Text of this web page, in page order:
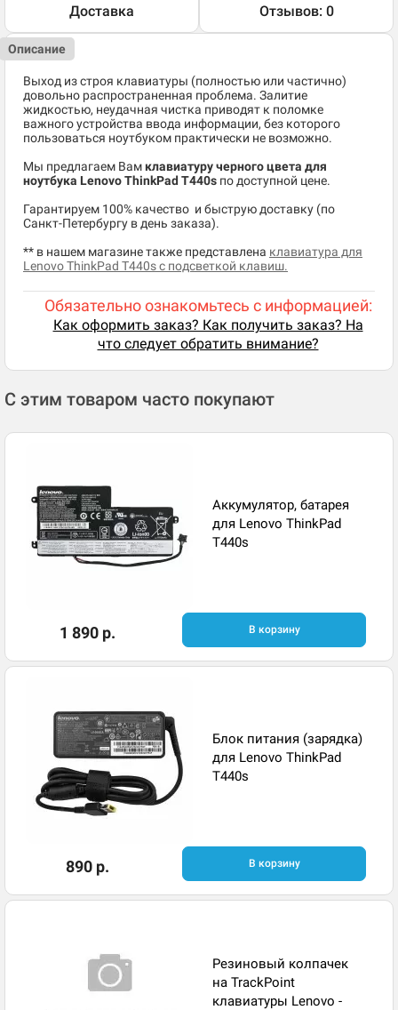
Доставка Отзывов: 0
Описание
Выход из строя клавиатуры (полностью или частично)
довольно распространенная проблема. Залитие
жидкостью, неудачная чистка приводят к поломке
важного устройства ввода информации, без которого
пользоваться ноутбуком практически не возможно.
Мы предлагаем Вам клавиатуру черного цвета для
ноутбука Lenovo ThinkPad T440s по доступной цене.
​Гарантируем 100% качество и быструю доставку (по
Санкт-Петербургу в день заказа).
** в нашем магазине также представлена клавиатура для
Lenovo ThinkPad T440s с подсветкой клавиш.
Обязательно ознакомьтесь с информацией:
Как оформить заказ? Как получить заказ? На
что следует обратить внимание?
С этим товаром часто покупают
Аккумулятор, батарея
для Lenovo ThinkPad
T440s
1 890 р. В корзину
Блок питания (зарядка)
для Lenovo ThinkPad
T440s
890 р. В корзину
Резиновый колпачек
на TrackPoint
клавиатуры Lenovo -